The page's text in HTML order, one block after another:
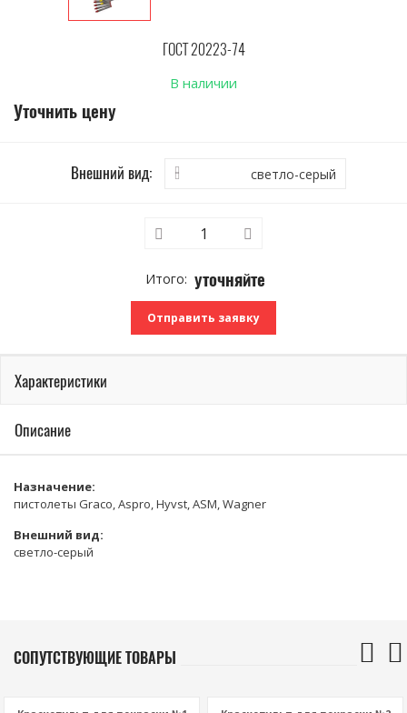
ГОСТ 20223-74
В наличии
Уточнить цену
Внешний вид: светло-серый
уточняйте
Отправить заявку
Характеристики
Описание
Назначение:
пистолеты Graco, Aspro, Hyvst, ASM, Wagner
Внешний вид:
светло-серый
СОПУТСТВУЮЩИЕ ТОВАРЫ